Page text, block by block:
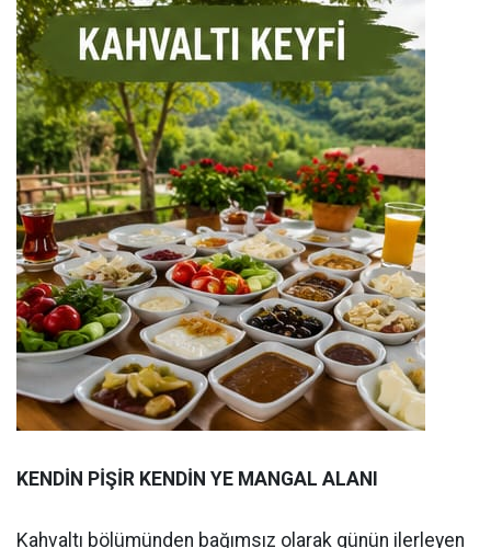
KENDİN PİŞİR KENDİN YE MANGAL ALANI
Kahvaltı bölümünden bağımsız olarak günün ilerleyen